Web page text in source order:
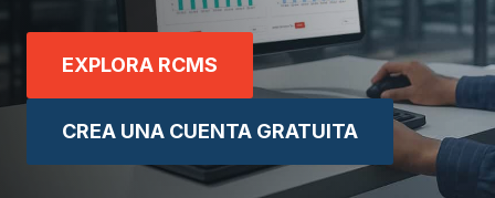
EXPLORA RCMS
CREA UNA CUENTA GRATUITA